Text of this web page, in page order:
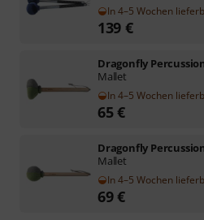
In 4–5 Wochen
139 €
Dragonfly
Mallet
In 4–5 Wochen
65€
Dragonfly
Mallet
In 4–5 Wochen
69€